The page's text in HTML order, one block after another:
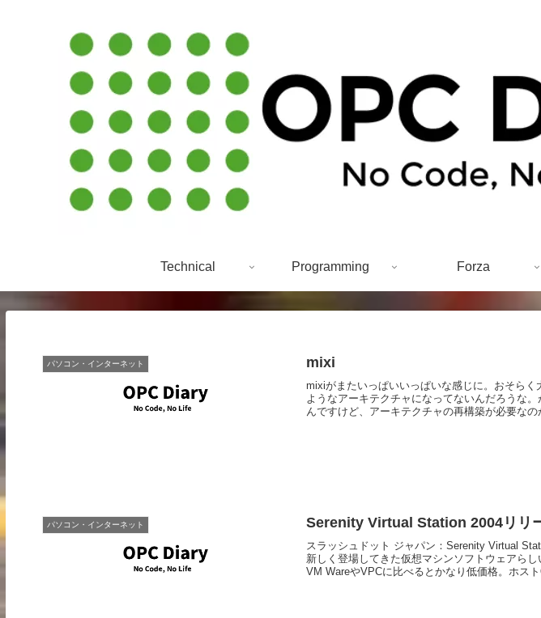
Technical Programming Forza
パソコン・インターネット mixi
mixiがまたいっぱいいっぱいな感じに。おそら
ようなアーキテクチャになってないんだろうな
んですけど、アーキテクチャの再構築が必要なの
パソコン・インターネット Serenity Virtual Station 2004リリ
スラッシュドット ジャパン：Serenity Virtual
新しく登場してきた仮想マシンソフトウェアらし
VM WareやVPCに比べるとかなり低価格。ホス